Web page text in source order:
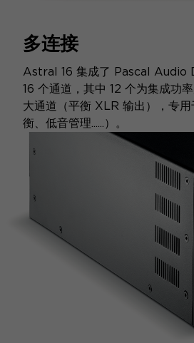
多连接
Astral 16 集成了 Pascal Audio
16 个通道，其中 12 个为集成功
大通道（平衡 XLR 输出），专
衡、低音管理......）。